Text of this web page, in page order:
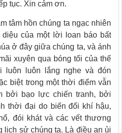
tục. Xin cảm ơn.
tâm hồn chúng ta ngạc nhiên
của một lời loan báo bất
ở đây giữa chúng ta, và ánh
xuyên qua bóng tối của thế
luôn luôn lắng nghe và đón
biệt trong một thời điểm vẫn
bởi bạo lực chiến tranh, bởi
thời đại do biến đổi khí hậu,
đói khát và các vết thương
lịch sử chúng ta. Là điều an ủi